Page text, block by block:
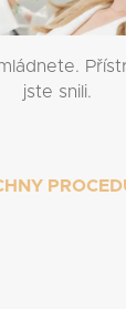
jste snili.